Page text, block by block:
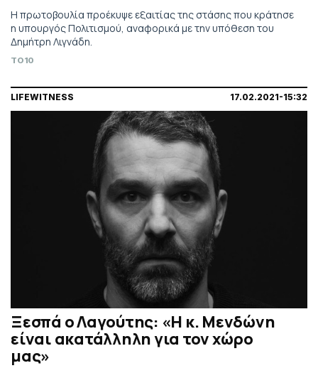
Η πρωτοβουλία προέκυψε εξαιτίας της στάσης που κράτησε
η υπουργός Πολιτισμού, αναφορικά με την υπόθεση του
Δημήτρη Λιγνάδη.
TO10
LIFEWITNESS 17.02.2021-15:32
Ξεσπά ο Λαγούτης: «Η κ. Μενδώνη
είναι ακατάλληλη για τον χώρο
μας»